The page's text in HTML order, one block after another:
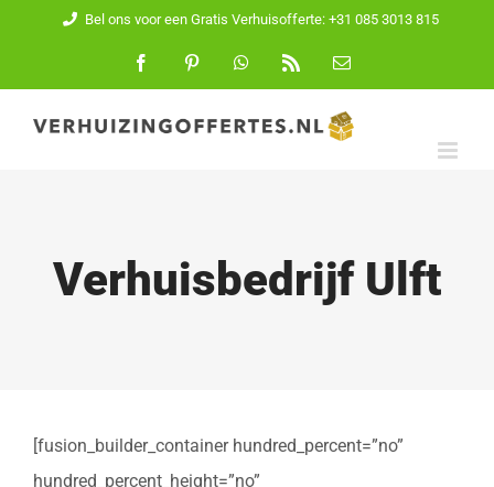
inhoud
Bel ons voor een Gratis Verhuisofferte: +31 085 3013 815
FacebookPinterest WhatsApp
E-
Verhuisbedrijf Ulft
[fusion_builder_container hundred_percent=”no”
hundred_percent_height=”no”